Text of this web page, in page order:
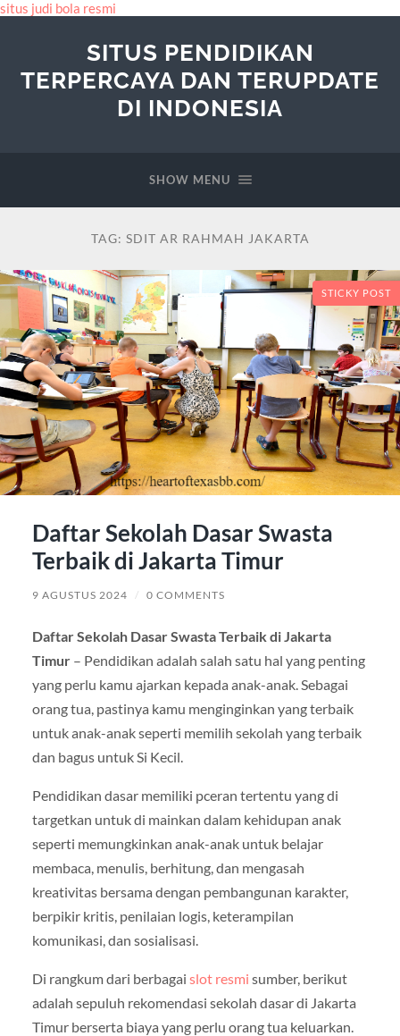
situs judi bola resmi
SITUS PENDIDIKAN
TERPERCAYA DAN TERUPDATE
DI INDONESIA
SHOW MENU
TAG: SDIT AR RAHMAH JAKARTA
STICKY POST
Daftar Sekolah Dasar Swasta
Terbaik di Jakarta Timur
9 AGUSTUS 2024 / 0 COMMENTS
Daftar Sekolah Dasar Swasta Terbaik di Jakarta
Timur– Pendidikan adalah salah satu hal yang penting
yang perlu kamu ajarkan kepada anak-anak. Sebagai
orang tua, pastinya kamu menginginkan yang terbaik
untuk anak-anak seperti memilih sekolah yang terbaik
dan bagus untuk Si Kecil.
Pendidikan dasar memiliki pceran tertentu yang di
targetkan untuk di mainkan dalam kehidupan anak
seperti memungkinkan anak-anak untuk belajar
membaca, menulis, berhitung, dan mengasah
kreativitas bersama dengan pembangunan karakter,
berpikir kritis, penilaian logis, keterampilan
komunikasi, dan sosialisasi.
Di rangkum dari berbagai slot resmi sumber, berikut
adalah sepuluh rekomendasi sekolah dasar di Jakarta
Timur berserta biaya yang perlu orang tua keluarkan.